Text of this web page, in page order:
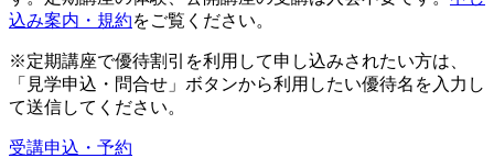
込み案内・規約をご覧ください。
※定期講座で優待割引を利用して申し込みされたい方は、
「見学申込・問合せ」ボタンから利用したい優待名を入力し
て送信してください。
受講申込・予約